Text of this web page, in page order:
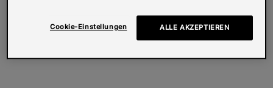
Cookie-Einstellungen ALLE AKZEPTIEREN